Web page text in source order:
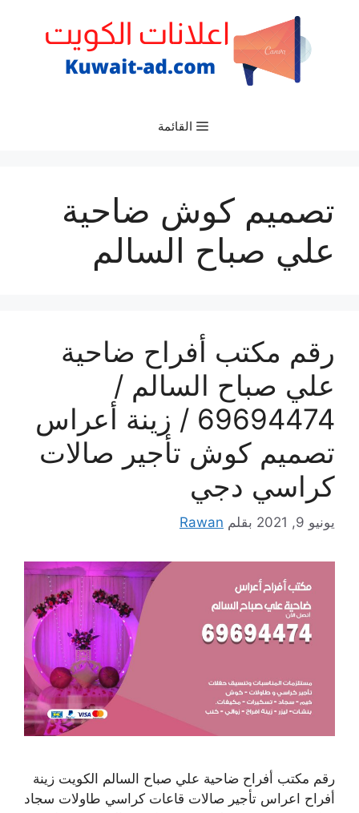
القائمة
تصميم كوش ضاحية
علي صباح السالم
رقم مكتب أفراح ضاحية
علي صباح السالم /
69694474 / زينة أعراس
تصميم كوش تأجير صالات
كراسي دجي
يونيو 9, 2021 بقلم Rawan
رقم مكتب أفراح ضاحية علي صباح السالم الكويت زينة
أفراح اعراس تأجير صالات قاعات كراسي طاولات سجاد